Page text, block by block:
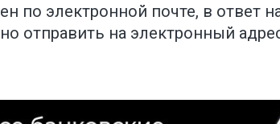
по электронной почте, в ответ
отправить на электронный